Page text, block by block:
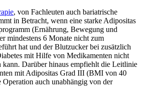
, von Fachleuten auch bariatrische
in Betracht, wenn eine starke Adipositas
(Ernährung, Bewegung und
mindestens 6 Monate nicht zum
hat und der Blutzucker bei zusätzlich
mit Hilfe von Medikamenten nicht
Darüber hinaus empfiehlt die Leitlinie
mit Adipositas Grad III (BMI von 40
Operation auch unabhängig von der